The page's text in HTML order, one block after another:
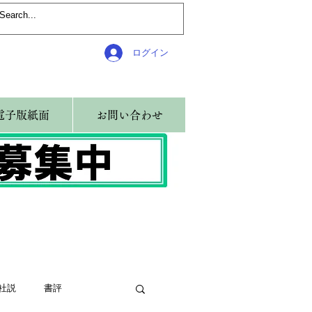
ログイン
子版紙面 お問い合わせ
説 書評